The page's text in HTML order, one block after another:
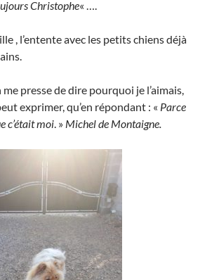
Christophe« ….
, l’entente avec les petits chiens déjà
me presse de dire pourquoi je l’aimais,
exprimer, qu’en répondant : « Parce
c’était moi. » Michel de Montaigne.